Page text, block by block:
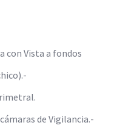
con Vista a fondos
de Vigilancia.-